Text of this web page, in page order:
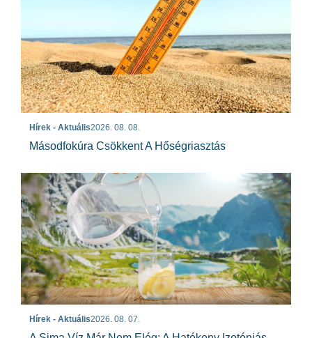
Hírek - Aktuális2026. 08. 08.
Másodfokúra Csökkent A Hőségriasztás
Hírek - Aktuális2026. 08. 07.